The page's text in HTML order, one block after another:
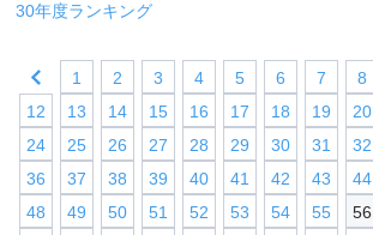
30年度ランキング
1 2 3 4 5 6 7 8
12
13 14 15 16 17 18 19 20
24
25 26 27 28 29 30 31 32
36
37 38 39 40 41 42 43 44
48
49 50 51 52 53 54 55 56